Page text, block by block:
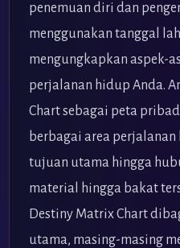
penemuan diri dan
menggunakan tanggal
mengungkapkan aspek-
perjalanan hidup Anda.
Chart sebagai peta
berbagai area
tujuan utama hingga
material hingga bakat
Destiny Matrix Chart
utama, masing-masing